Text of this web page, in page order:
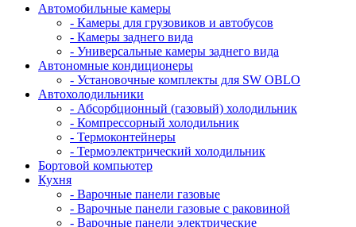
Автомобильные камеры
- Камеры для грузовиков и автобусов
- Камеры заднего вида
- Универсальные камеры заднего вида
Автономные кондиционеры
- Установочные комплекты для SW OBLO
Автохолодильники
- Абсорбционный (газовый) холодильник
- Компрессорный холодильник
- Термоконтейнеры
- Термоэлектрический холодильник
Бортовой компьютер
Кухня
- Варочные панели газовые
- Варочные панели газовые с раковиной
- Варочные панели электрические